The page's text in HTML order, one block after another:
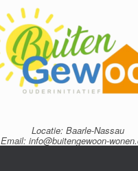
Locatie: Baarle-Nassau
Email: info@buitengewoon-